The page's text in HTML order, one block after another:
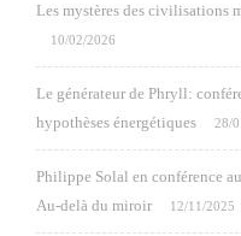
Les mystères des civilisations
10/02/2026
Le générateur de Phryll:
hypothèses énergétiques
28/
Philippe Solal en conférence
Au-delà du miroir
12/11/2025